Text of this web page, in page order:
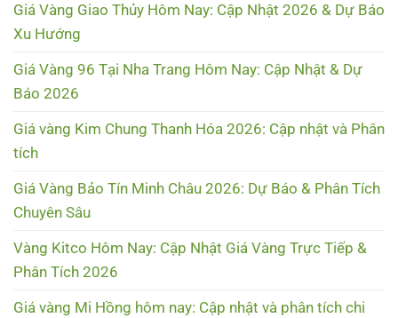
Giá Vàng Giao Thủy Hôm Nay: Cập Nhật 2026 & Dự Báo
Xu Hướng
Giá Vàng 96 Tại Nha Trang Hôm Nay: Cập Nhật & Dự
Báo 2026
Giá vàng Kim Chung Thanh Hóa 2026: Cập nhật và Phân
tích
Giá Vàng Bảo Tín Minh Châu 2026: Dự Báo & Phân Tích
Chuyên Sâu
Vàng Kitco Hôm Nay: Cập Nhật Giá Vàng Trực Tiếp &
Phân Tích 2026
Giá vàng Mi Hồng hôm nay: Cập nhật và phân tích chi